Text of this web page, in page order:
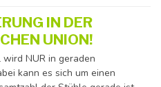
IN DER
UNION!
wird NUR in geraden
kann es sich um einen